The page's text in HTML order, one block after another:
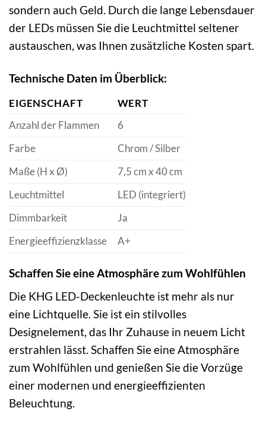
sondern auch Geld. Durch die lange Lebensdauer
der LEDs müssen Sie die Leuchtmittel seltener
austauschen, was Ihnen zusätzliche Kosten spart.
Technische Daten im Überblick:
EIGENSCHAFT
WERT
Anzahl der Flammen
6
Farbe
Chrom / Silber
Maße (H x Ø)
7,5 cm x 40 cm
Leuchtmittel
LED (integriert)
Dimmbarkeit
Ja
Energieeffizienzklasse
A+
Schaffen Sie eine Atmosphäre zum Wohlfühlen
Die KHG LED-Deckenleuchte ist mehr als nur
eine Lichtquelle. Sie ist ein stilvolles
Designelement, das Ihr Zuhause in neuem Licht
erstrahlen lässt. Schaffen Sie eine Atmosphäre
zum Wohlfühlen und genießen Sie die Vorzüge
einer modernen und energieeffizienten
Beleuchtung.